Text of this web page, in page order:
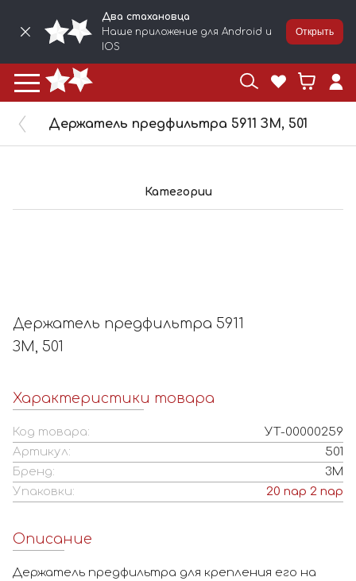
Два стахановца
Наше приложение для Android и
IOS
Открыть
Держатель предфильтра 5911 ЗМ, 501
Категории
Держатель предфильтра 5911
ЗМ, 501
Характеристики товара
Код товара:
УТ-00000259
Артикул:
501
Бренд:
3M
Упаковки:
20 пар 2 пар
Описание
Держатель предфильтра для крепления его на